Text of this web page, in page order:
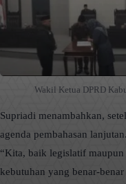
Wakil Ketua DPRD
Supriadi menambahkan,
agenda pembahasan lanjutan.
“Kita, baik legislatif maupun
kebutuhan yang benar-